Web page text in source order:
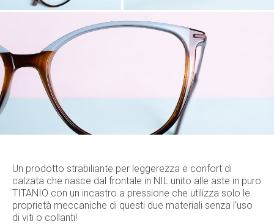
Un prodotto strabiliante per leggerezza e confort di
calzata che nasce dal frontale in NIL unito alle aste in puro
TITANIO con un incastro a pressione che utilizza solo le
proprietà meccaniche di questi due materiali senza l'uso
di viti o collanti!